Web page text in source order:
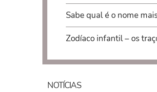
Sabe qual é o nome
Zodíaco infantil – os
NOTÍCIAS